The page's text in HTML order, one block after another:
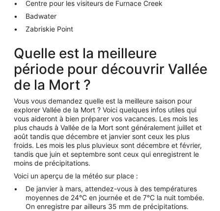
Centre pour les visiteurs de Furnace Creek
Badwater
Zabriskie Point
Quelle est la meilleure
période pour découvrir Vallée
de la Mort ?
Vous vous demandez quelle est la meilleure saison pour
explorer Vallée de la Mort ? Voici quelques infos utiles qui
vous aideront à bien préparer vos vacances. Les mois les
plus chauds à Vallée de la Mort sont généralement juillet et
août tandis que décembre et janvier sont ceux les plus
froids. Les mois les plus pluvieux sont décembre et février,
tandis que juin et septembre sont ceux qui enregistrent le
moins de précipitations.
Voici un aperçu de la météo sur place :
De janvier à mars, attendez-vous à des températures
moyennes de 24°C en journée et de 7°C la nuit tombée.
On enregistre par ailleurs 35 mm de précipitations.